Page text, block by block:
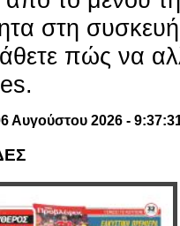
στη
πώς να
Αυγούστου 2026 -